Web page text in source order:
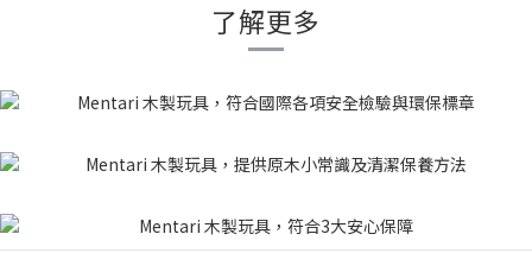
了解更多